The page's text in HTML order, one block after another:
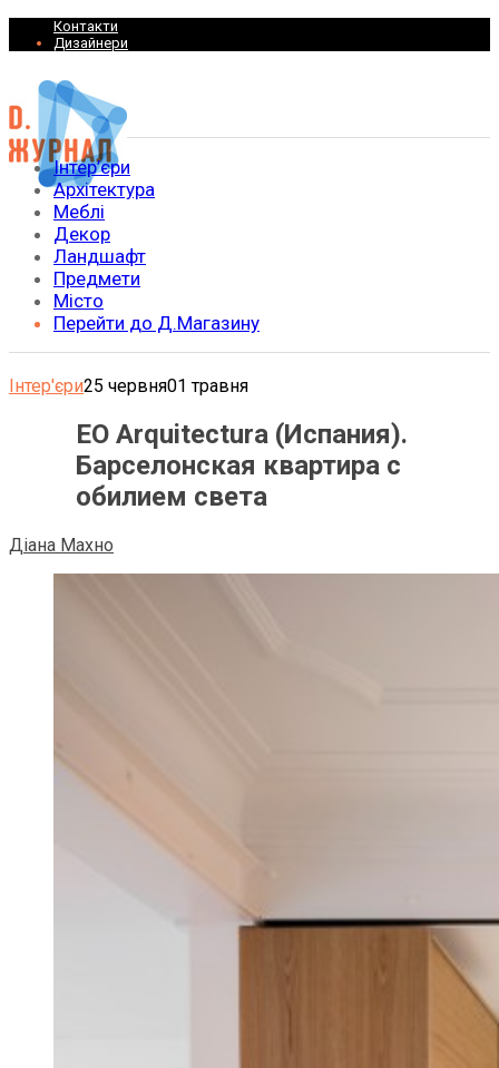
Контакти
Дизайнери
Інтер’єри
Архітектура
Меблі
Декор
Ландшафт
Предмети
Місто
Перейти до Д.Магазину
Інтер'єри25 червня01 травня
EO Arquitectura (Испания).
Барселонская квартира с
обилием света
Діана Махно